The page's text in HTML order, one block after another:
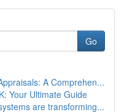
Go
A Comprehen...
Your Ultimate Guide
are transforming...